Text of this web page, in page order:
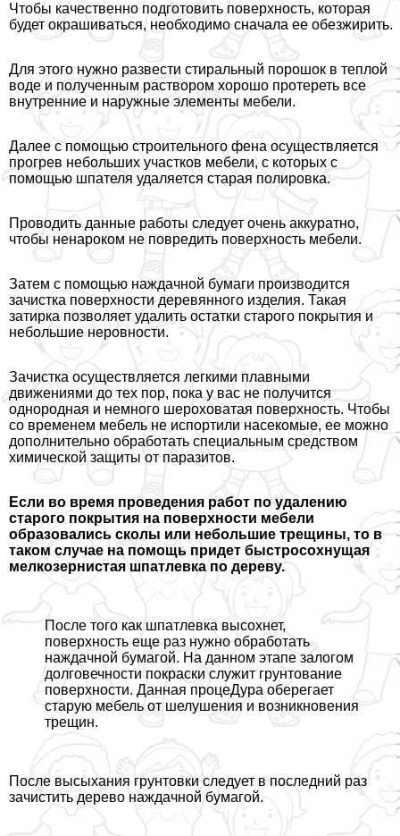
Чтобы качественно подготовить поверхность, которая
будет окрашиваться, необходимо сначала ее обезжирить.
Для этого нужно развести стиральный порошок в теплой
воде и полученным раствором хорошо протереть все
внутренние и наружные элементы мебели.
Далее с помощью строительного фена осуществляется
прогрев небольших участков мебели, с которых с
помощью шпателя удаляется старая полировка.
Проводить данные работы следует очень аккуратно,
чтобы ненароком не повредить поверхность мебели.
Затем с помощью наждачной бумаги производится
зачистка поверхности деревянного изделия. Такая
затирка позволяет удалить остатки старого покрытия и
небольшие неровности.
Зачистка осуществляется легкими плавными
движениями до тех пор, пока у вас не получится
однородная и немного шероховатая поверхность. Чтобы
со временем мебель не испортили насекомые, ее можно
дополнительно обработать специальным средством
химической защиты от паразитов.
Если во время проведения работ по удалению
старого покрытия на поверхности мебели
образовались сколы или небольшие трещины, то в
таком случае на помощь придет быстросохнущая
мелкозернистая шпатлевка по дереву.
После того как шпатлевка высохнет,
поверхность еще раз нужно обработать
наждачной бумагой. На данном этапе залогом
долговечности покраски служит грунтование
поверхности. Данная процеДypa оберегает
старую мебель от шелушения и возникновения
трещин.
После высыхания грунтовки следует в последний раз
зачистить дерево наждачной бумагой.